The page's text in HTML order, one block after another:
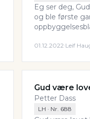
Eg ser deg,
og ble første
01.12.2022·Leif
Gud være
Petter Dass
LH · Nr. 688